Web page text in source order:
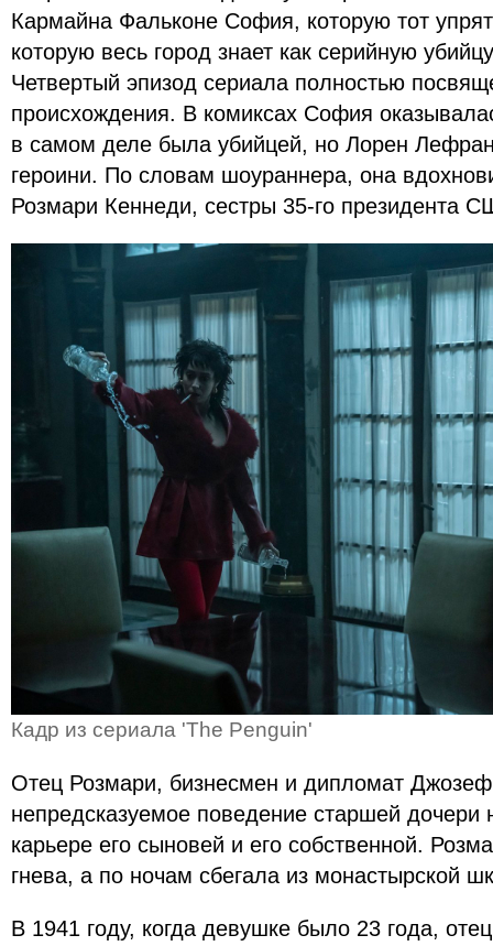
Кармайна Фальконе София, которую тот
которую весь город знает как серийную
Четвертый эпизод сериала полностью
происхождения. В комиксах София
в самом деле была убийцей, но Лорен
героини. По словам шоураннера, она
Розмари Кеннеди, сестры 35-го президента
Кадр из сериала 'The Penguin'
Отец Розмари, бизнесмен и дипломат
непредсказуемое поведение старшей дочери
карьере его сыновей и его собственной.
гнева, а по ночам сбегала из монастырской
В 1941 году, когда девушке было 23 года,